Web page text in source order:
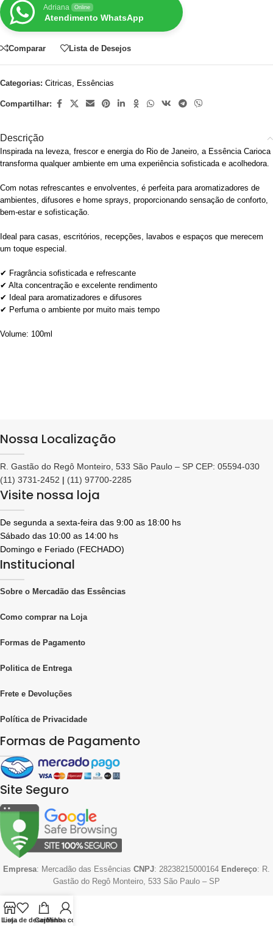
Adriana Online
Atendimento WhatsApp
Comparar Lista de Desejos
Categorias: Citricas, Essências
Compartilhar:
Descrição
Inspirada na leveza, frescor e energia do Rio de Janeiro, a Essência Carioca
transforma qualquer ambiente em uma experiência sofisticada e acolhedora.
Com notas refrescantes e envolventes, é perfeita para aromatizadores de
ambientes, difusores e home sprays, proporcionando sensação de conforto,
bem-estar e sofisticação.
Ideal para casas, escritórios, recepções, lavabos e espaços que merecem
um toque especial.
✔ Fragrância sofisticada e refrescante
✔ Alta concentração e excelente rendimento
✔ Ideal para aromatizadores e difusores
✔ Perfuma o ambiente por muito mais tempo
Volume: 100ml
Nossa Localização
R. Gastão do Regô Monteiro, 533 São Paulo – SP CEP: 05594-030
(11) 3731-2452 | (11) 97700-2285
Visite nossa loja
De segunda a sexta-feira das 9:00 as 18:00 hs
Sábado das 10:00 as 14:00 hs
Domingo e Feriado (FECHADO)
Institucional
Sobre o Mercadão das Essências
Como comprar na Loja
Formas de Pagamento
Politica de Entrega
Frete e Devoluções
Política de Privacidade
Formas de Pagamento
Site Seguro
Empresa: Mercadão das Essências CNPJ: 28238215000164 Endereço: R.
Gastão do Regô Monteiro, 533 São Paulo – SP
Loja
Lista de desejos
Carrinho
Minha conta